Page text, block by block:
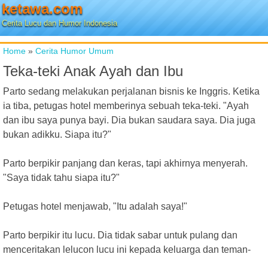
ketawa.com
Cerita Lucu dan Humor Indonesia
Home » Cerita Humor Umum
Teka-teki Anak Ayah dan Ibu
Parto sedang melakukan perjalanan bisnis ke Inggris. Ketika
ia tiba, petugas hotel memberinya sebuah teka-teki. "Ayah
dan ibu saya punya bayi. Dia bukan saudara saya. Dia juga
bukan adikku. Siapa itu?"
Parto berpikir panjang dan keras, tapi akhirnya menyerah.
"Saya tidak tahu siapa itu?"
Petugas hotel menjawab, "Itu adalah saya!"
Parto berpikir itu lucu. Dia tidak sabar untuk pulang dan
menceritakan lelucon lucu ini kepada keluarga dan teman-